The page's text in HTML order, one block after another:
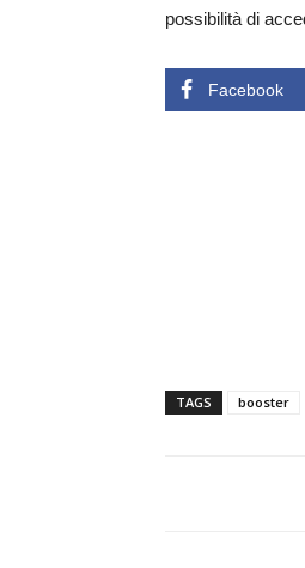
possibilità di
Facebook
TAGS booster